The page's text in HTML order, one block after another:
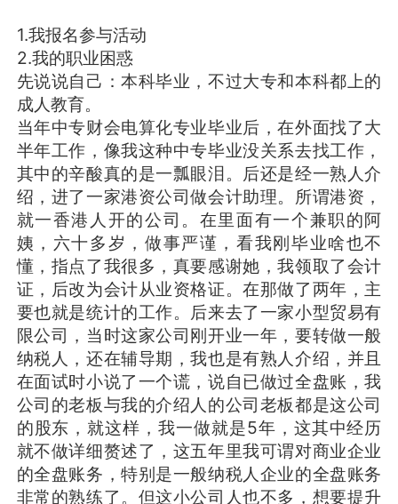
1.我报名参与活动
2.我的职业困惑
先说说自己：本科毕业，不过大专和本科都上的
成人教育。
当年中专财会电算化专业毕业后，在外面找了大
半年工作，像我这种中专毕业没关系去找工作，
其中的辛酸真的是一瓢眼泪。后还是经一熟人介
绍，进了一家港资公司做会计助理。所谓港资，
就一香港人开的公司。在里面有一个兼职的阿
姨，六十多岁，做事严谨，看我刚毕业啥也不
懂，指点了我很多，真要感谢她，我领取了会计
证，后改为会计从业资格证。在那做了两年，主
要也就是统计的工作。后来去了一家小型贸易有
限公司，当时这家公司刚开业一年，要转做一般
纳税人，还在辅导期，我也是有熟人介绍，并且
在面试时小说了一个谎，说自已做过全盘账，我
公司的老板与我的介绍人的公司老板都是这公司
的股东，就这样，我一做就是5年，这其中经历
就不做详细赘述了，这五年里我可谓对商业企业
的全盘账务，特别是一般纳税人企业的全盘账务
非常的熟练了。但这小公司人也不多，想要提升